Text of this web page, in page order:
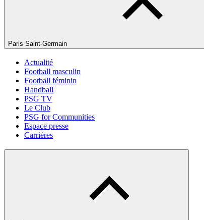
Paris Saint-Germain
Actualité
Football masculin
Football féminin
Handball
PSG TV
Le Club
PSG for Communities
Espace presse
Carrières